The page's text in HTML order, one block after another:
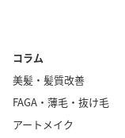
コラム
美髪・髪質改善
FAGA・薄毛・抜け毛
アートメイク